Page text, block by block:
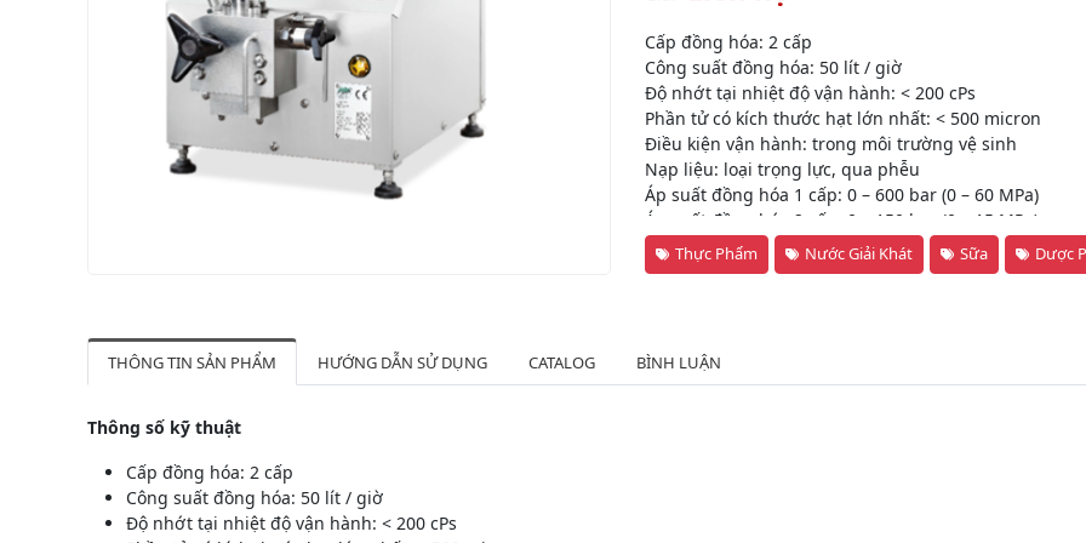
Cấp đồng hóa: 2 cấp
Công suất đồng hóa: 50 lít / giờ
Độ nhớt tại nhiệt độ vận hành: < 200 cPs
Phần tử có kích thước hạt lớn nhất: < 500 micron
Điều kiện vận hành: trong môi trường vệ sinh
Nạp liệu: loại trọng lực, qua phễu
Áp suất đồng hóa 1 cấp: 0 – 600 bar (0 – 60 MPa)
Áp suất đồng hóa 2 cấp: 0 – 150 bar (0 – 15 MPa)
Thực Phẩm Nước Giải Khát Sữa Dược
THÔNG TIN SẢN PHẨM HƯỚNG DẪN SỬ DỤNG CATALOG BÌNH LUẬN
Thông số kỹ thuật
Cấp đồng hóa: 2 cấp
Công suất đồng hóa: 50 lít / giờ
Độ nhớt tại nhiệt độ vận hành: < 200 cPs